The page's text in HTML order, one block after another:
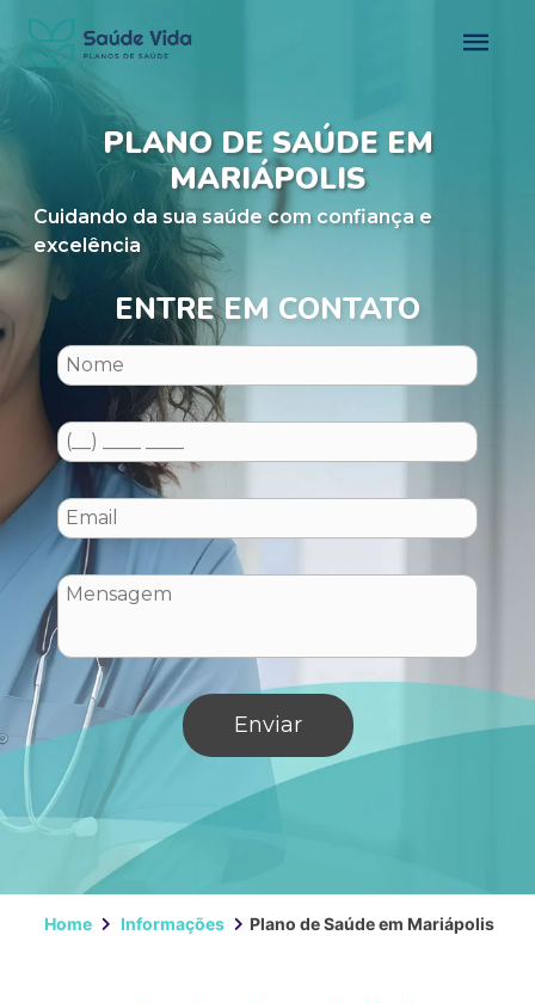
PLANO DE SAÚDE EM
MARIÁPOLIS
Cuidando da sua saúde com confiança e
excelência
ENTRE EM CONTATO
Home Informações Plano de Saúde em Mariápolis